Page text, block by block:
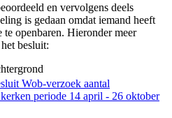
en vervolgens deels
is gedaan omdat iemand heeft
openbaren. Hieronder meer
besluit:
Wob-verzoek aantal
periode 14 april - 26 oktober